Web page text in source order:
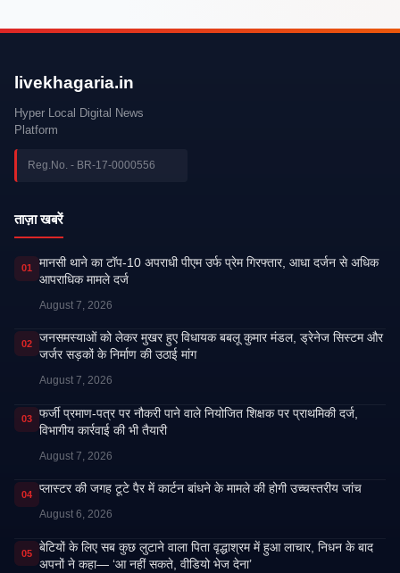
livekhagaria.in
Hyper Local Digital News
Platform
Reg.No. - BR-17-0000556
ताज़ा खबरें
01
मानसी थाने का टॉप-10 अपराधी पीएम उर्फ प्रेम गिरफ्तार, आधा दर्जन से अधिक
आपराधिक मामले दर्ज
August 7, 2026
02
जनसमस्याओं को लेकर मुखर हुए विधायक बबलू कुमार मंडल, ड्रेनेज सिस्टम और
जर्जर सड़कों के निर्माण की उठाई मांग
August 7, 2026
03
फर्जी प्रमाण-पत्र पर नौकरी पाने वाले नियोजित शिक्षक पर प्राथमिकी दर्ज,
विभागीय कार्रवाई की भी तैयारी
August 7, 2026
04 प्लास्टर की जगह टूटे पैर में कार्टन बांधने के मामले की होगी उच्चस्तरीय जांच
August 6, 2026
05
बेटियों के लिए सब कुछ लुटाने वाला पिता वृद्धाश्रम में हुआ लाचार, निधन के बाद
अपनों ने कहा— ‘आ नहीं सकते, वीडियो भेज देना’